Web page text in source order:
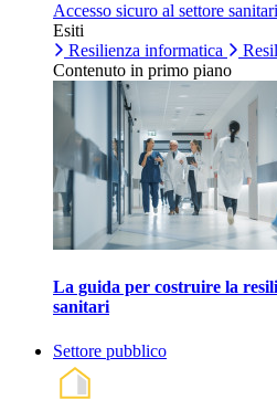
Accesso sicuro al settore
Esiti
Resilienza informatica
Contenuto in primo piano
La guida per costruire la
sanitari
Settore pubblico